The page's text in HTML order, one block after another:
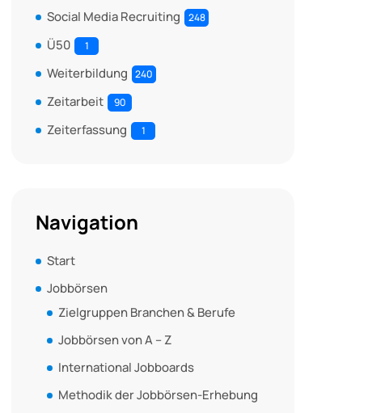
Social Media Recruiting 248
Ü50 1
Weiterbildung 240
Zeitarbeit 90
Zeiterfassung 1
Navigation
Start
Jobbörsen
Zielgruppen Branchen & Berufe
Jobbörsen von A – Z
International Jobboards
Methodik der Jobbörsen-Erhebung